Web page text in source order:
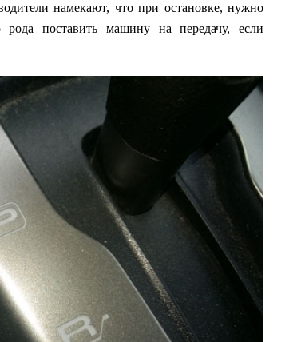
намекают, что при остановке, нужно
поставить машину на передачу, если